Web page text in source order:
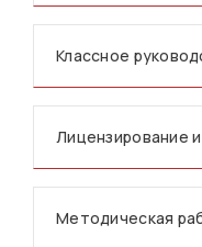
Классное
Лицензирование
Методическая